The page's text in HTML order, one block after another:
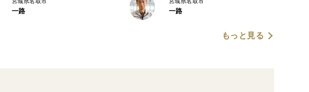
一路 一路
もっと見る